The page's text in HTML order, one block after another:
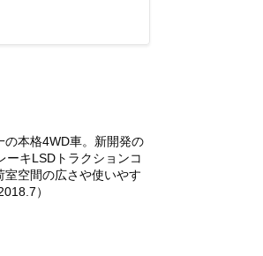
本格4WD車。新開発の
ーキLSDトラクションコ
空間の広さや使いやす
）